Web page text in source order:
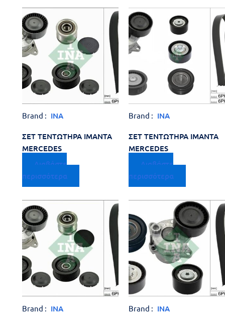
Brand : INA
ΣΕΤ ΤΕΝΤΩΤΗΡΑ ΙΜΑΝΤΑ
MERCEDES
Διαβάστε
περισσότερα
Brand : INA
ΣΕΤ ΤΕΝΤΩΤΗΡΑ ΙΜΑΝΤΑ
MERCEDES
Διαβάστε
περισσότερα
Brand : INA Brand : INA